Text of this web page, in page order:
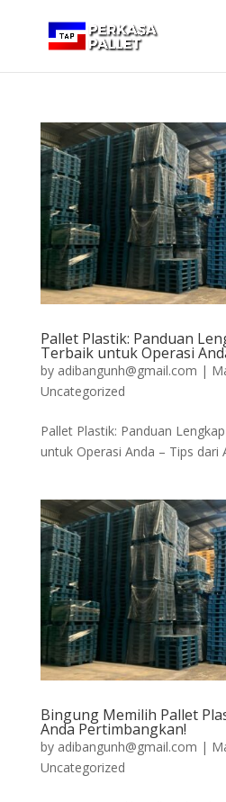
Pallet Plastik: Panduan
Terbaik untuk Operasi
by adibangunh@gmail.com |
Uncategorized
Pallet Plastik: Panduan
untuk Operasi Anda – Tips dari
Bingung Memilih Pallet
Anda Pertimbangkan!
by adibangunh@gmail.com |
Uncategorized